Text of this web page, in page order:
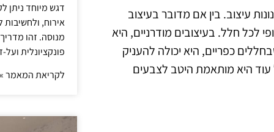
עיצוב. בין אם מדובר בעיצוב
לכל חלל. בעיצובים מודרניים, היא
כפריים, היא יכולה להעניק
עוד היא מותאמת היטב לצבעים
דגש מיוחד ניתן
אירוח, ולחשיבות
מנוסה. זהו
פונקציונלית
לקריאת המאמר »